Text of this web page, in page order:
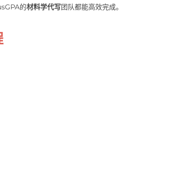
的材料学代写团队都能高效完成。